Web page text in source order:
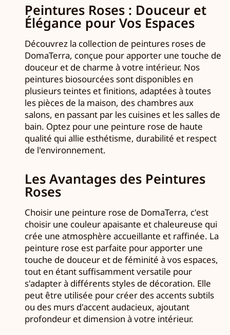
Peintures Roses : Douceur et
Élégance pour Vos Espaces
Découvrez la collection de peintures roses de
DomaTerra, conçue pour apporter une touche de
douceur et de charme à votre intérieur. Nos
peintures biosourcées sont disponibles en
plusieurs teintes et finitions, adaptées à toutes
les pièces de la maison, des chambres aux
salons, en passant par les cuisines et les salles de
bain. Optez pour une peinture rose de haute
qualité qui allie esthétisme, durabilité et respect
de l'environnement.
Les Avantages des Peintures
Roses
Choisir une peinture rose de DomaTerra, c'est
choisir une couleur apaisante et chaleureuse qui
crée une atmosphère accueillante et raffinée. La
peinture rose est parfaite pour apporter une
touche de douceur et de féminité à vos espaces,
tout en étant suffisamment versatile pour
s'adapter à différents styles de décoration. Elle
peut être utilisée pour créer des accents subtils
ou des murs d'accent audacieux, ajoutant
profondeur et dimension à votre intérieur.